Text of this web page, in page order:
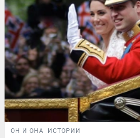
ОН И ОНА ИСТОРИИ